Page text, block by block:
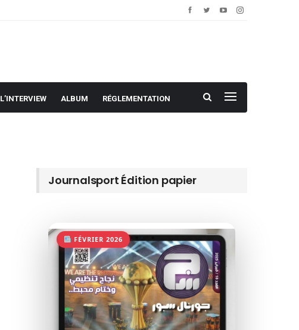
L’INTERVIEW ALBUM RÉGLEMENTATION
Journalsport Édition papier
FÉVRIER 2026